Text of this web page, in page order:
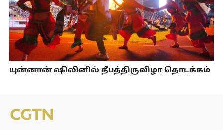
யுன்னான் ஷிலினில் தீபத்திருவிழா தொடக்கம்